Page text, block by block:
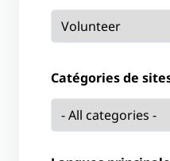
Catégories de